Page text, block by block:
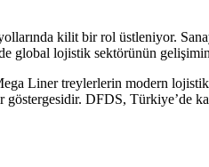
kilit bir rol üstleniyor.
lojistik sektörünün
Liner treylerlerin modern lojistik
DFDS, Türkiye’de